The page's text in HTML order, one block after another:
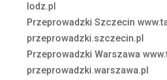
lodz.pl
Przeprowadzki Szczecin
przeprowadzki.szczecin.pl
Przeprowadzki Warszawa
przeprowadzki.warszawa.pl